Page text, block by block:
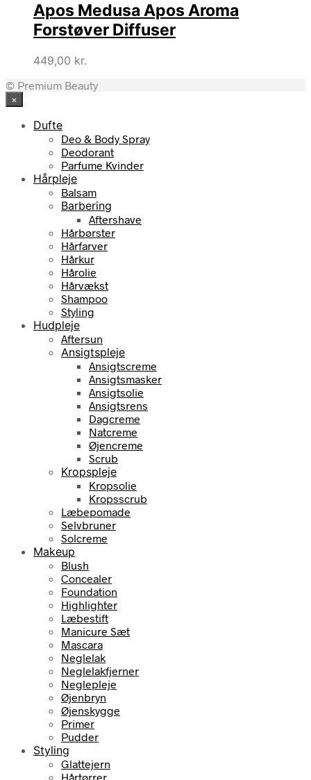
Apos Medusa Apos Aroma
Forstøver Diffuser
449,00 kr.
© Premium Beauty
×
Dufte
Deo & Body Spray
Deodorant
Parfume Kvinder
Hårpleje
Balsam
Barbering
Aftershave
Hårbørster
Hårfarver
Hårkur
Hårolie
Hårvækst
Shampoo
Styling
Hudpleje
Aftersun
Ansigtspleje
Ansigtscreme
Ansigtsmasker
Ansigtsolie
Ansigtsrens
Dagcreme
Natcreme
Øjencreme
Scrub
Kropspleje
Kropsolie
Kropsscrub
Læbepomade
Selvbruner
Solcreme
Makeup
Blush
Concealer
Foundation
Highlighter
Læbestift
Manicure Sæt
Mascara
Neglelak
Neglelakfjerner
Neglepleje
Øjenbryn
Øjenskygge
Primer
Pudder
Styling
Glattejern
Hårtørrer